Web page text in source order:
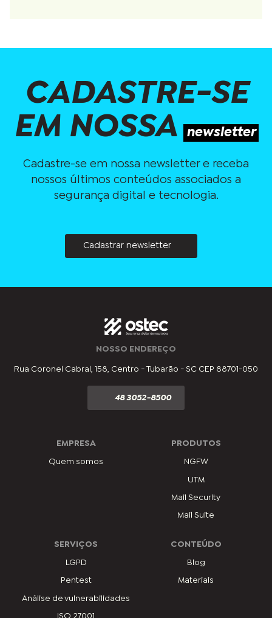
CADASTRE-SE
EM NOSSA newsletter
Cadastre-se em nossa newsletter e receba
nossos últimos conteúdos associados a
segurança digital e tecnologia.
Cadastrar newsletter
NOSSO ENDEREÇO
Rua Coronel Cabral, 158, Centro - Tubarão - SC CEP 88701-050
48 3052-8500
EMPRESA
Quem somos
PRODUTOS
NGFW
UTM
Mail Security
Mail Suite
SERVIÇOS
LGPD
Pentest
Análise de vulnerabilidades
ISO 27001
CONTEÚDO
Blog
Materiais